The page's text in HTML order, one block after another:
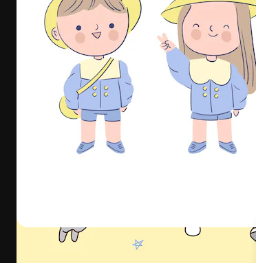
스튜디오를 아우르는 100만 명 이상의 구독
자.
한국어